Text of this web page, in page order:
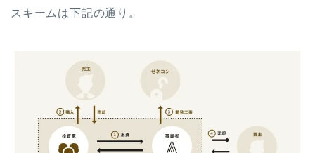
スキームは下記の通り。